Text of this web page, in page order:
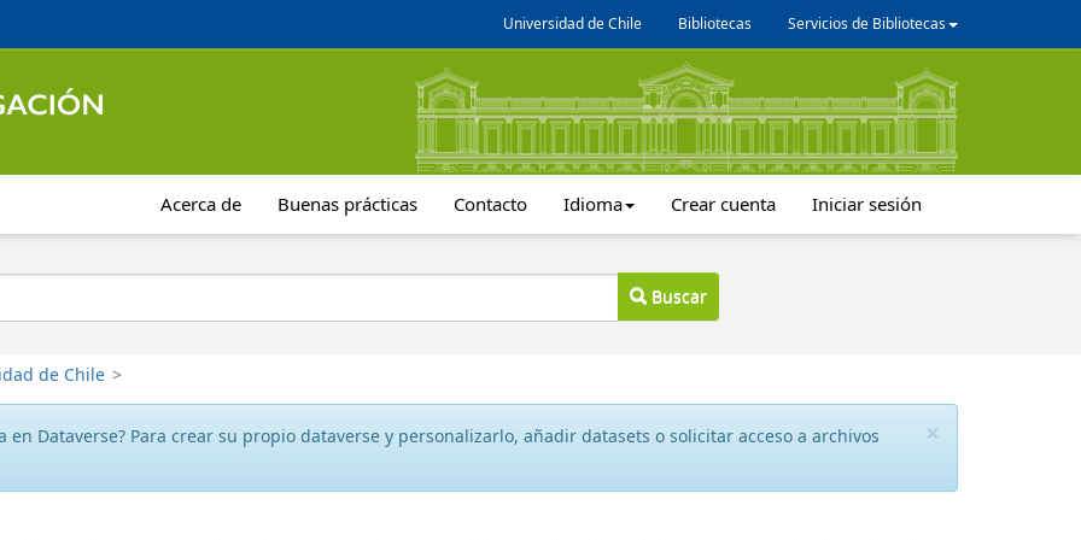
Universidad de Chile Bibliotecas Servicios de Bibliotecas
Acerca de Buenas prácticas Contacto Idioma Crear cuenta Iniciar sesión
Buscar
de Chile >
×
en Dataverse? Para crear su propio dataverse y personalizarlo, añadir datasets o solicitar acceso a archivos